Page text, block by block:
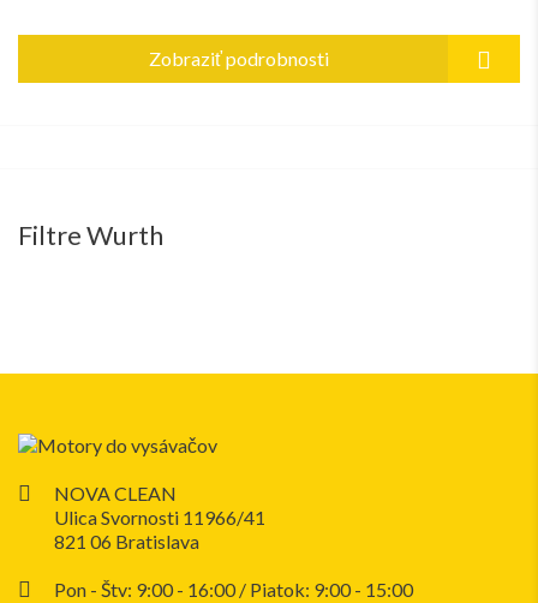
Zobraziť podrobnosti
Filtre Wurth
NOVA CLEAN
Ulica Svornosti 11966/41
821 06 Bratislava
Pon - Štv: 9:00 - 16:00 / Piatok: 9:00 - 15:00